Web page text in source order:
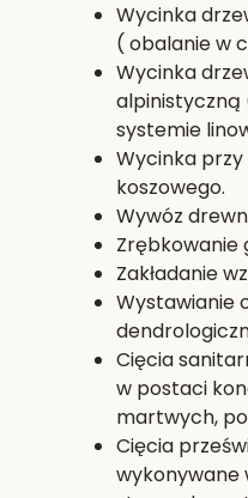
Wycinka
( obalanie w
Wycinka
alpinistyczną
systemie
Wycinka przy
koszowego.
Wywóz
Zrębkowanie
Zakładanie
Wystawianie
Cięcia
w postaci
martwych,
Cięcia
wykonywane